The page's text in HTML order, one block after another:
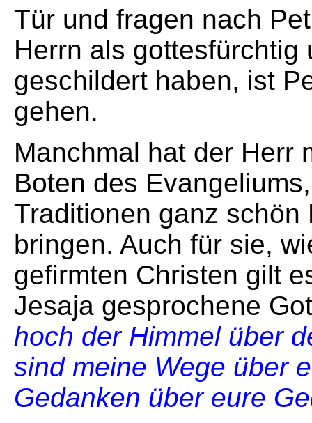
Tür und fragen nach
Herrn als
geschildert haben, ist
gehen.
Manchmal hat der Herr
Boten des
Traditionen ganz
bringen. Auch für sie,
gefirmten Christen gilt
Jesaja gesprochene
hoch der Himmel über
sind meine Wege über
Gedanken über eure